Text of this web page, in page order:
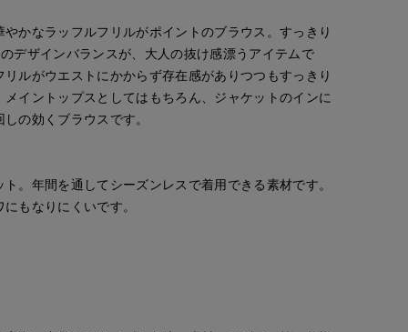
かなラッフルフリルがポイントのブラウス。すっきり
デザインバランスが、大人の抜け感漂うアイテムで
ルがウエストにかからず存在感がありつつもすっきり
イントップスとしてはもちろん、ジャケットのインに
の効くブラウスです。
ト。年間を通してシーズンレスで着用できる素材です。
もなりにくいです。